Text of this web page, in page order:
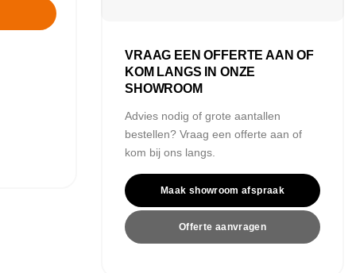
VRAAG EEN OFFERTE AAN OF
KOM LANGS IN ONZE
SHOWROOM
Advies nodig of grote aantallen
bestellen? Vraag een offerte aan of
kom bij ons langs.
Maak showroom afspraak
Offerte aanvragen